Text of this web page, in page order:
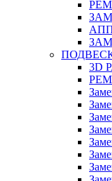
3D